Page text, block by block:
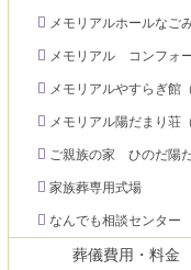
メモリアルホールなごみ（
メモリアル コンフォートひのだ（秩父市
メモリアルやすらぎ館（秩父市
メモリアル陽だまり荘（皆
ご親族の家 ひのだ陽だまり荘（秩父市日
家族葬専用式場
なんでも相談センター
葬儀費用・料金